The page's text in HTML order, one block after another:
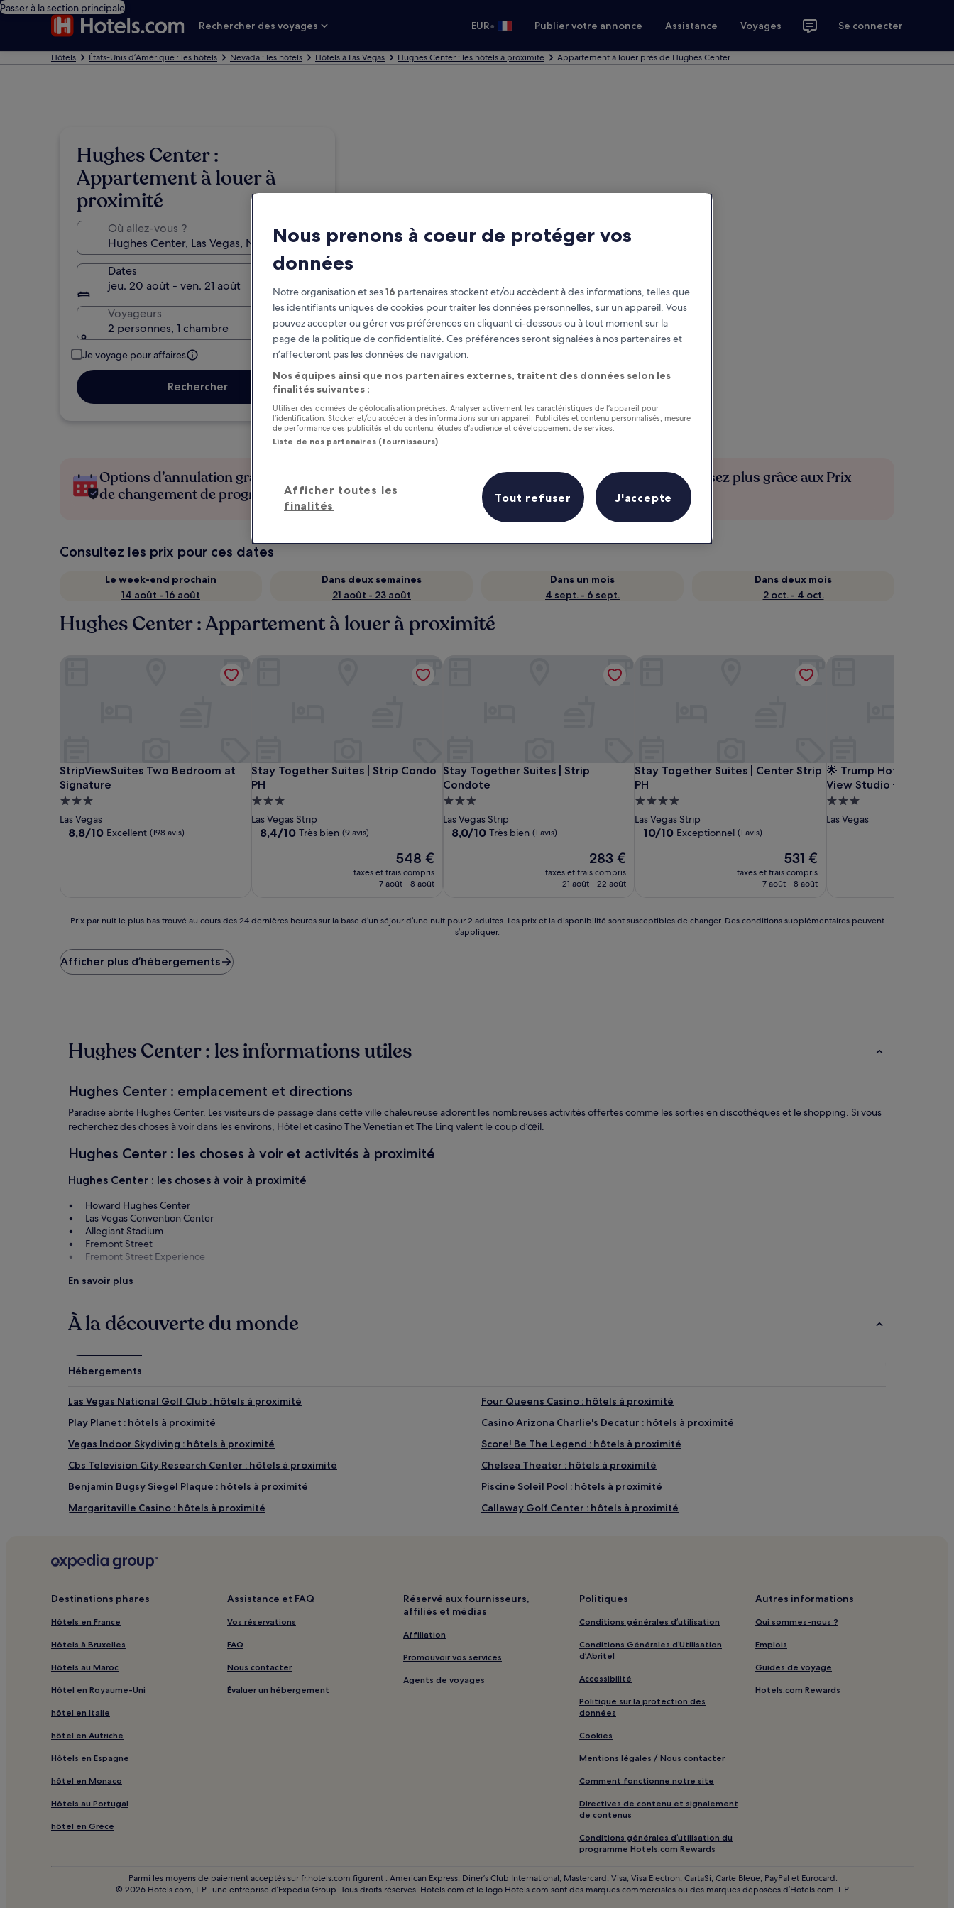
Passer à la section principale
Rechercher des voyages
EUR• Publier votre annonce Assistance Voyages Se connecter
Hôtels États-Unis d’Amérique : les hôtels Nevada : les hôtels Hôtels à Las Vegas Hughes Center : les hôtels à proximité Appartement à louer près de Hughes Center
Hughes Center :
Appartement à louer à
proximité
Où allez-vous ?
Dates
jeu. 20 août - ven. 21 août
Voyageurs
2 personnes, 1 chambre
Je voyage pour affaires
Rechercher
Options d’annulation gratuite en cas
de changement de programme
Gagnez des récompenses pour
chaque nuit séjournée
Économisez plus grâce aux Prix
membres
Consultez les prix pour ces dates
Le week-end prochain
14 août - 16 août
Dans deux semaines
21 août - 23 août
Dans un mois
4 sept. - 6 sept.
Dans deux mois
2 oct. - 4 oct.
Hughes Center : Appartement à louer à proximité
StripViewSuites Two Bedroom at
Signature
StripViewSuites Two Bedroom at Signature
Hébergement
3.0 étoiles
Las Vegas
8.8
8,8/10 Excellent (198 avis)
StripViewSuites Two Bedroom at Signature
Stay Together Suites | Strip Condo
PH
Stay Together Suites | Strip Condo PH
Hébergement
3.0 étoiles
Las Vegas Strip
8.4
8,4/10 Très bien (9 avis)
Le
nouveau
prix
548 €
548 €
taxes et frais compris
7 août - 8 août
Stay Together Suites | Strip Condo PH
Stay Together Suites | Strip
Condote
Stay Together Suites | Strip Condote
Hébergement
3.0 étoiles
Las Vegas Strip
8.0
8,0/10 Très bien (1 avis)
Le
nouveau
prix
283 €
283 €
taxes et frais compris
21 août - 22 août
Stay Together Suites | Strip Condote
Stay Together Suites | Center Strip
PH
Stay Together Suites | Center Strip PH
Hébergement
4.0 étoiles
Las Vegas Strip
10.0
10/10 Exceptionnel (1 avis)
Le
nouveau
prix
531 €
531 €
taxes et frais compris
7 août - 8 août
Stay Together Suites | Center Strip PH
🌟 Trump Hotel Las
View Studio 🌟
🌟 Trump Hotel Las
Hébergement
3.0 étoiles
Las Vegas
Prix
nuit
le
plus
24 dernières
heures
base
d’un
séjour
nuit
2 adultes.
prix
disponibilité
sont
de
conditions
supplémentaires
s’appliquer.
Prix par nuit le plus bas trouvé au cours des 24 dernières heures sur la base d’un séjour d’une nuit pour 2 adultes. Les prix et la disponibilité sont susceptibles de changer. Des conditions supplémentaires peuvent
s’appliquer.
Afficher plus d’hébergements
Hughes Center : les informations utiles
Hughes Center : emplacement et directions
Paradise abrite Hughes Center. Les visiteurs de passage dans cette ville chaleureuse adorent les nombreuses activités offertes comme les sorties en discothèques et le shopping. Si vous
recherchez des choses à voir dans les environs, Hôtel et casino The Venetian et The Linq valent le coup d’œil.
Hughes Center : les choses à voir et activités à proximité
Hughes Center : les choses à voir à proximité
Howard Hughes Center
Las Vegas Convention Center
Allegiant Stadium
Fremont Street
Fremont Street Experience
Hughes Center : les activités à proximité
Hôtel et casino The Venetian
The Linq
Comment se rendre à Hughes Center
Vols pour Paradise
Aéroport international de Las Vegas Harry Reid (LAS), à 1,3 km du centre de Paradise
Boulder City, NV (BLD-Boulder City Municipal), à 30,6 km du centre de Paradise
En savoir plus
À la découverte du monde
Hébergements
Las Vegas National Golf Club : hôtels à proximité
Four Queens Casino : hôtels à proximité
Play Planet : hôtels à proximité
Casino Arizona Charlie's Decatur : hôtels à proximité
Vegas Indoor Skydiving : hôtels à proximité
Score! Be The Legend : hôtels à proximité
Cbs Television City Research Center : hôtels à proximité
Chelsea Theater : hôtels à proximité
Benjamin Bugsy Siegel Plaque : hôtels à proximité
Piscine Soleil Pool : hôtels à proximité
Margaritaville Casino : hôtels à proximité
Callaway Golf Center : hôtels à proximité
Centre commercial The LINQ Promenade : Hôtels avec piscine à proximité
Centre commercial The LINQ Promenade : Hôtels avec centre de fitness à proximité
Centre commercial The LINQ Promenade : Hôtels avec petit-déjeuner gratuit à
proximité
Centre commercial The LINQ Promenade : Appartement à louer
Centre commercial The LINQ Promenade : Complexes hôteliers
Centre commercial The LINQ Promenade : Hôtels de luxe à proximité
Centre commercial The LINQ Promenade : hôtels 2 étoiles
Centre commercial The LINQ Promenade : hôtels 3 étoiles
Centre commercial The LINQ Promenade : hôtels 4 étoiles
Centre commercial The LINQ Promenade : hôtels 5 étoiles
Centre commercial The LINQ Promenade : Hôtels pour faire du shopping à
Musée de cire Madame Tussauds Las Vegas : hôtels à proximité
Musée Titanic: The Artifact Exhibition : hôtels à proximité
North Las Vegas : Gîtes
Las Vegas : hôtels Hôtels avec parking
Las Vegas : hôtels Hôtels avec centre de fitness
Las Vegas : hôtels Hôtels avec petit-déjeuner gratuit
Las Vegas : Appart’hôtels
Las Vegas : Complexes hôteliers
Las Vegas : hôtels
Henderson : Gîtes
Université du Nevada à Las Vegas : hôtels à proximité
Destinations phares
Hôtels en France
Hôtels à Bruxelles
Hôtels au Maroc
Hôtel en Royaume-Uni
hôtel en Italie
hôtel en Autriche
Hôtels en Espagne
hôtel en Monaco
Hôtels au Portugal
hôtel en Grèce
Assistance et FAQ
Vos réservations
FAQ
Nous contacter
Évaluer un hébergement
Réservé aux fournisseurs,
affiliés et médias
Affiliation
Promouvoir vos services
Agents de voyages
Politiques
Conditions générales d’utilisation
Conditions Générales d’Utilisation
d’Abritel
Accessibilité
Politique sur la protection des
données
Cookies
Mentions légales / Nous contacter
Comment fonctionne notre site
Directives de contenu et signalement
de contenus
Conditions générales d’utilisation du
programme Hotels.com Rewards
Autres informations
Qui sommes-nous ?
Emplois
Guides de voyage
Hotels.com Rewards
Parmi les moyens de paiement acceptés sur fr.hotels.com figurent : American Express, Diner’s Club International, Mastercard, Visa, Visa Electron, CartaSi, Carte Bleue, PayPal et Eurocard.
© 2026 Hotels.com, L.P., une entreprise d’Expedia Group. Tous droits réservés. Hotels.com et le logo Hotels.com sont des marques commerciales ou des marques déposées d’Hotels.com, L.P.
Nous prenons à coeur de protéger vos
données
Notre organisation et ses16 partenaires stockent et/ou accèdent à des informations, telles que
les identifiants uniques de cookies pour traiter les données personnelles, sur un appareil. Vous
pouvez accepter ou gérer vos préférences en cliquant ci-dessous ou à tout moment sur la
page de la politique de confidentialité. Ces préférences seront signalées à nos partenaires et
n’affecteront pas les données de navigation.
Nos équipes ainsi que nos partenaires externes, traitent des données selon les
finalités suivantes :
Utiliser des données de géolocalisation précises. Analyser activement les caractéristiques de l’appareil pour
l’identification. Stocker et/ou accéder à des informations sur un appareil. Publicités et contenu personnalisés, mesure
de performance des publicités et du contenu, études d’audience et développement de services.
Liste de nos partenaires (fournisseurs)
Afficher toutes les
finalités
Tout refuser J'accepte